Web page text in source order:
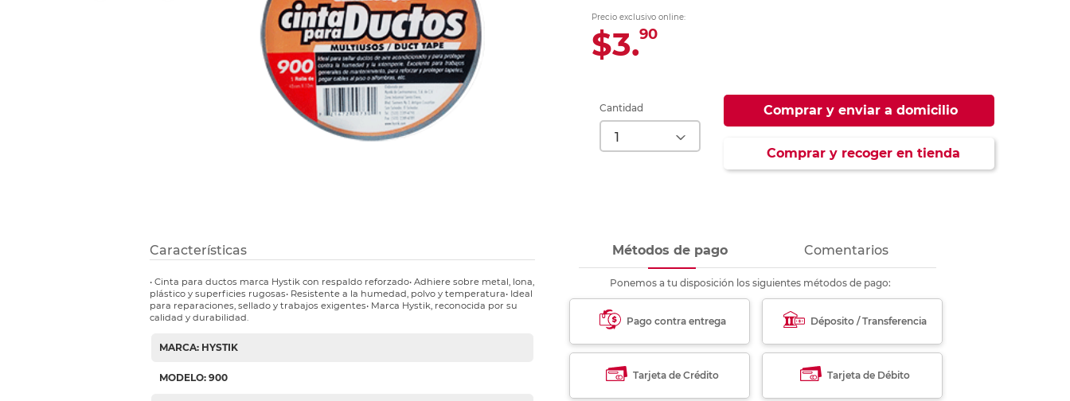
Ver más
Refuerzos para carpeta
Ver más
Ver más
Precio exclusivo online:
$3.90
Cantidad Comprar y enviar a domicilio
Comprar y recoger en tienda
Características
• Cinta para ductos marca Hystik con respaldo reforzado• Adhiere sobre metal, lona,
plástico y superficies rugosas• Resistente a la humedad, polvo y temperatura• Ideal
para reparaciones, sellado y trabajos exigentes• Marca Hystik, reconocida por su
calidad y durabilidad.
MARCA: HYSTIK
MODELO: 900
Métodos de pago Comentarios
Ponemos a tu disposición los siguientes métodos de pago:
Pago contra entrega Déposito / Transferencia
Tarjeta de Crédito Tarjeta de Débito